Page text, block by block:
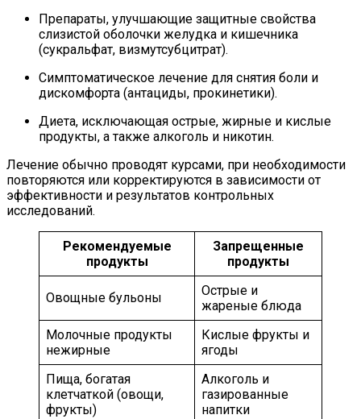
Препараты, улучшающие защитные свойства
слизистой оболочки желудка и кишечника
(сукральфат, визмутсубцитрат).
Симптоматическое лечение для снятия боли и
дискомфорта (антациды, прокинетики).
Диета, исключающая острые, жирные и кислые
продукты, а также алкоголь и никотин.
Лечение обычно проводят курсами, при необходимости
повторяются или корректируются в зависимости от
эффективности и результатов контрольных
исследований.
Рекомендуемые
продукты
Запрещенные
продукты
Овощные бульоны
Острые и
жареные блюда
Молочные продукты
нежирные
Кислые фрукты и
ягоды
Пища, богатая
клетчаткой (овощи,
фрукты)
Алкоголь и
газированные
напитки